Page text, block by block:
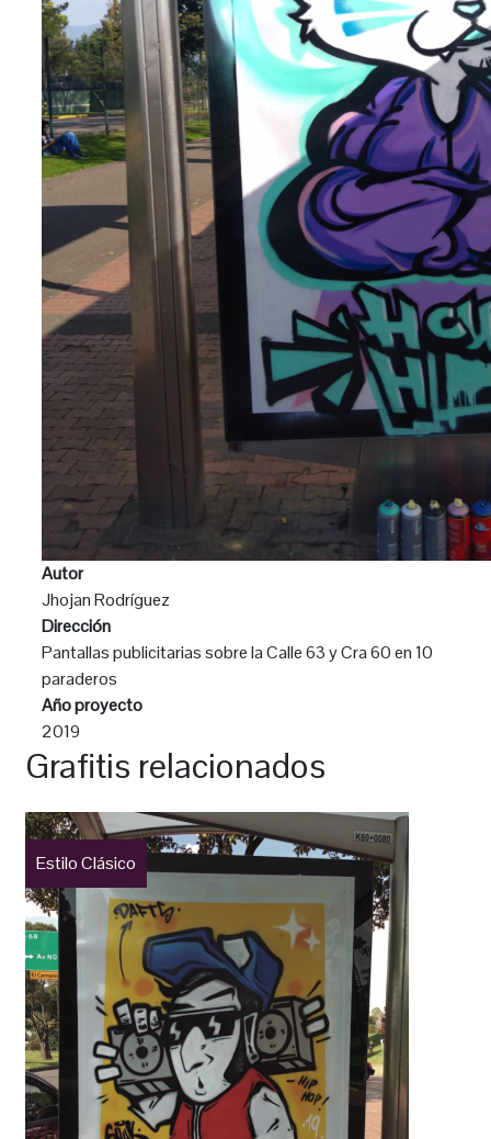
Autor
Jhojan Rodríguez
Dirección
Pantallas publicitarias sobre la Calle 63 y Cra 60 en 10
paraderos
Año proyecto
2019
Grafitis relacionados
Estilo Clásico